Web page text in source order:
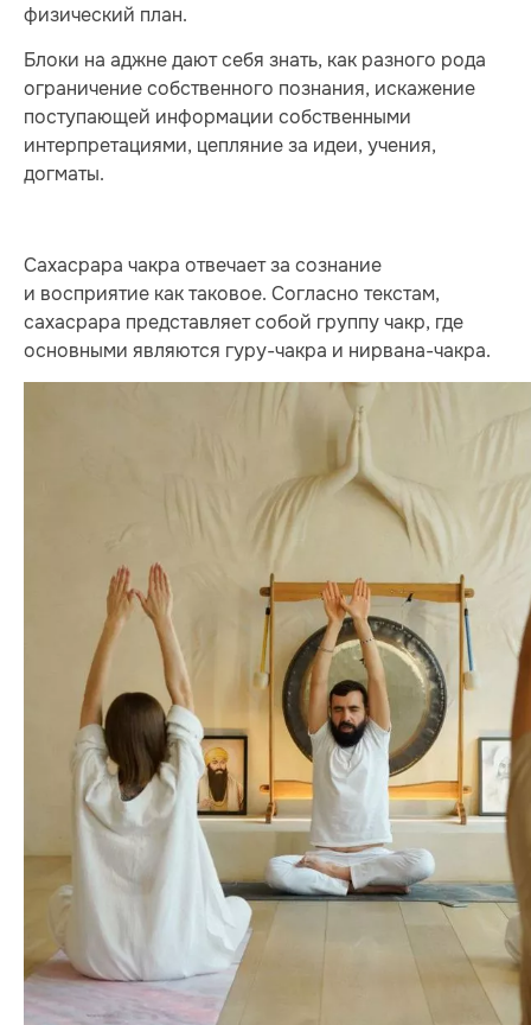
физический план.
Блоки на аджне дают себя знать, как разного рода
ограничение собственного познания, искажение
поступающей информации собственными
интерпретациями, цепляние за идеи, учения,
догматы.
Сахасрара чакра отвечает за сознание
и восприятие как таковое. Согласно текстам,
сахасрара представляет собой группу чакр, где
основными являются гуру-чакра и нирвана-чакра.